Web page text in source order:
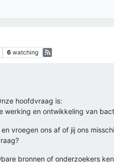
6 watching
hoofdvraag is:
en ontwikkeling van
vroegen ons af of jij ons
bronnen of onderzoekers